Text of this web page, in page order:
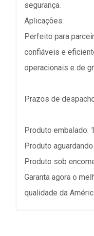
segurança.
Aplicações:
Perfeito para
confiáveis e
operacionais e de
Prazos de
Produto embalado:
Produto
Produto sob
Garanta agora o
qualidade da